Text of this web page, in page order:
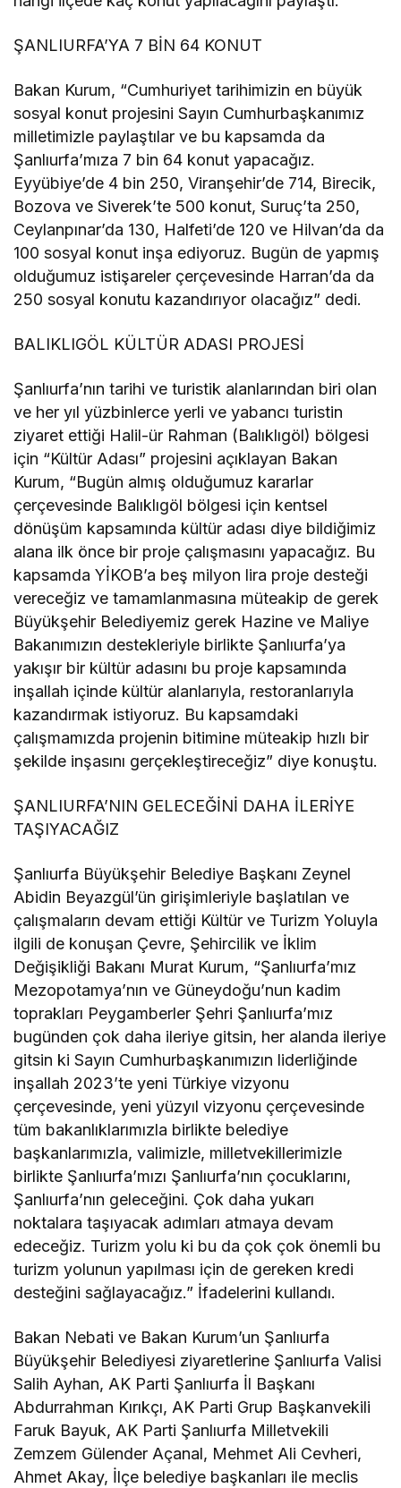
ŞANLIURFA’YA 7 BİN 64 KONUT
Bakan Kurum, “Cumhuriyet tarihimizin en büyük
sosyal konut projesini Sayın Cumhurbaşkanımız
milletimizle paylaştılar ve bu kapsamda da
Şanlıurfa’mıza 7 bin 64 konut yapacağız.
Eyyübiye’de 4 bin 250, Viranşehir’de 714, Birecik,
Bozova ve Siverek’te 500 konut, Suruç’ta 250,
Ceylanpınar’da 130, Halfeti’de 120 ve Hilvan’da da
100 sosyal konut inşa ediyoruz. Bugün de yapmış
olduğumuz istişareler çerçevesinde Harran’da da
250 sosyal konutu kazandırıyor olacağız” dedi.
BALIKLIGÖL KÜLTÜR ADASI PROJESİ
Şanlıurfa’nın tarihi ve turistik alanlarından biri olan
ve her yıl yüzbinlerce yerli ve yabancı turistin
ziyaret ettiği Halil-ür Rahman (Balıklıgöl) bölgesi
için “Kültür Adası” projesini açıklayan Bakan
Kurum, “Bugün almış olduğumuz kararlar
çerçevesinde Balıklıgöl bölgesi için kentsel
dönüşüm kapsamında kültür adası diye bildiğimiz
alana ilk önce bir proje çalışmasını yapacağız. Bu
kapsamda YİKOB’a beş milyon lira proje desteği
vereceğiz ve tamamlanmasına müteakip de gerek
Büyükşehir Belediyemiz gerek Hazine ve Maliye
Bakanımızın destekleriyle birlikte Şanlıurfa’ya
yakışır bir kültür adasını bu proje kapsamında
inşallah içinde kültür alanlarıyla, restoranlarıyla
kazandırmak istiyoruz. Bu kapsamdaki
çalışmamızda projenin bitimine müteakip hızlı bir
şekilde inşasını gerçekleştireceğiz” diye konuştu.
ŞANLIURFA’NIN GELECEĞİNİ DAHA İLERİYE
TAŞIYACAĞIZ
Şanlıurfa Büyükşehir Belediye Başkanı Zeynel
Abidin Beyazgül’ün girişimleriyle başlatılan ve
çalışmaların devam ettiği Kültür ve Turizm Yoluyla
ilgili de konuşan Çevre, Şehircilik ve İklim
Değişikliği Bakanı Murat Kurum, “Şanlıurfa’mız
Mezopotamya’nın ve Güneydoğu’nun kadim
toprakları Peygamberler Şehri Şanlıurfa’mız
bugünden çok daha ileriye gitsin, her alanda ileriye
gitsin ki Sayın Cumhurbaşkanımızın liderliğinde
inşallah 2023’te yeni Türkiye vizyonu
çerçevesinde, yeni yüzyıl vizyonu çerçevesinde
tüm bakanlıklarımızla birlikte belediye
başkanlarımızla, valimizle, milletvekillerimizle
birlikte Şanlıurfa’mızı Şanlıurfa’nın çocuklarını,
Şanlıurfa’nın geleceğini. Çok daha yukarı
noktalara taşıyacak adımları atmaya devam
edeceğiz. Turizm yolu ki bu da çok çok önemli bu
turizm yolunun yapılması için de gereken kredi
desteğini sağlayacağız.” İfadelerini kullandı.
Bakan Nebati ve Bakan Kurum’un Şanlıurfa
Büyükşehir Belediyesi ziyaretlerine Şanlıurfa Valisi
Salih Ayhan, AK Parti Şanlıurfa İl Başkanı
Abdurrahman Kırıkçı, AK Parti Grup Başkanvekili
Faruk Bayuk, AK Parti Şanlıurfa Milletvekili
Zemzem Gülender Açanal, Mehmet Ali Cevheri,
Ahmet Akay, İlçe belediye başkanları ile meclis